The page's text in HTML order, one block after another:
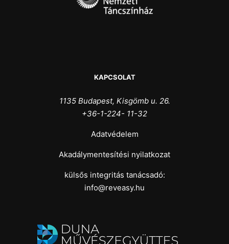
KAPCSOLAT
1135 Budapest, Kisgömb u. 26.
+36-1-224- 11-32
Adatvédelem
Akadálymentesítési nyilatkozat
külsős integritás tanácsadó:
info@reveasy.hu